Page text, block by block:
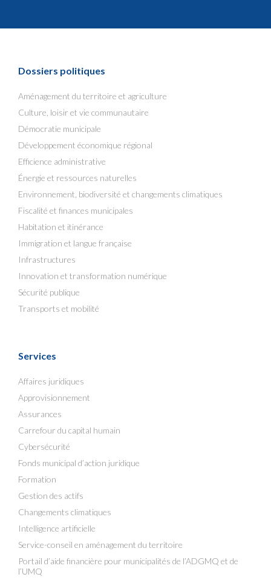
Dossiers politiques
Aménagement du territoire et agriculture
Culture, loisir et vie communautaire
Démocratie municipale
Développement économique régional
Efficience administrative
Énergie et ressources naturelles
Environnement, biodiversité et changements climatiques
Fiscalité et finances municipales
Habitation et itinérance
Immigration et langue française
Infrastructures
Innovation et transformation numérique
Sécurité publique
Transports et mobilité
Services
Affaires juridiques
Approvisionnement
Assurances
Carrefour du capital humain
Cybersécurité
Fonds municipal d’action juridique
Formation
Gestion des actifs
Changements climatiques
Intelligence artificielle
Service-conseil en aménagement du territoire
Portail d’aide financière pour municipalités de l’ADGMQ et de
l’UMQ